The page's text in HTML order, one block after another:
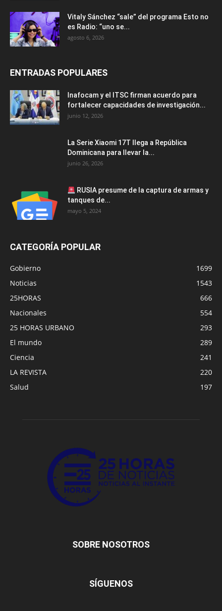
Vitaly Sánchez “sale” del programa Esto no
es Radio: “uno se...
agosto 6, 2026
ENTRADAS POPULARES
Inafocam y el ITSC firman acuerdo para
fortalecer capacidades de investigación...
junio 12, 2026
La Serie Xiaomi 17T llega a República
Dominicana para llevar la...
junio 26, 2026
RUSIA presume de la captura de armas y
tanques de...
mayo 5, 2024
CATEGORÍA POPULAR
Gobierno
1699
Noticias
1543
25HORAS
666
Nacionales
554
25 HORAS URBANO
293
El mundo
289
Ciencia
241
LA REVISTA
220
Salud
197
SOBRE NOSOTROS
SÍGUENOS